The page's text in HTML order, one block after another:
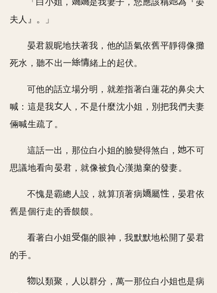
「白小姐， 是我妻子，您應該稱
為『晏
夫人』。」
晏君親昵地扶著我，他的語氣依舊平靜得像攤
死水，聽不出一
緒上的起伏。
可他的話立場分明，就差指著白蓮花的鼻尖大
喊：這是我
人，不是什麼沈小姐，別把我們夫妻
倆喊生疏了。
這話一出，那位白小姐的臉變得煞白，
不可
思議地看向晏君，就像被負心漢拋棄的發妻。
不愧是霸總人設，就算頂著病 屬
，晏君依
舊是個行走的香饃饃。
看著白小姐
傷的眼神，我默默地松開了晏君
的手。
以類聚，人以群分，萬一那位白小姐也是病